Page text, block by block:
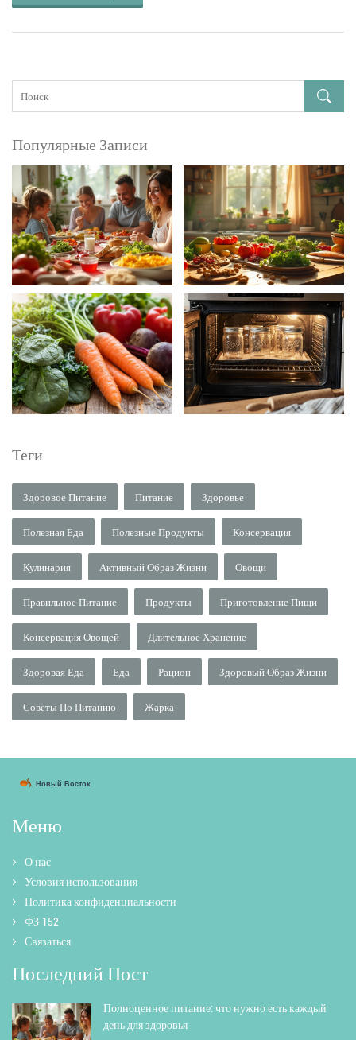
Популярные Записи
Теги
Здоровое Питание Питание Здоровье
Полезная Еда Полезные Продукты Консервация
Кулинария Активный Образ Жизни Овощи
Правильное Питание Продукты Приготовление Пищи
Консервация Овощей Длительное Хранение
Здоровая Еда Еда Рацион Здоровый Образ Жизни
Советы По Питанию Жарка
Меню
О нас
Условия использования
Политика конфиденциальности
ФЗ-152
Связаться
Последний Пост
Полноценное питание: что нужно есть каждый
день для здоровья